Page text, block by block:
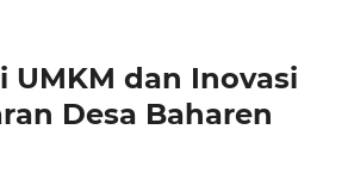
UMKM dan Inovasi
Desa Baharen